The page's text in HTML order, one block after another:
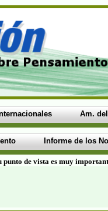
Am.
Informe de los
punto de vista es muy